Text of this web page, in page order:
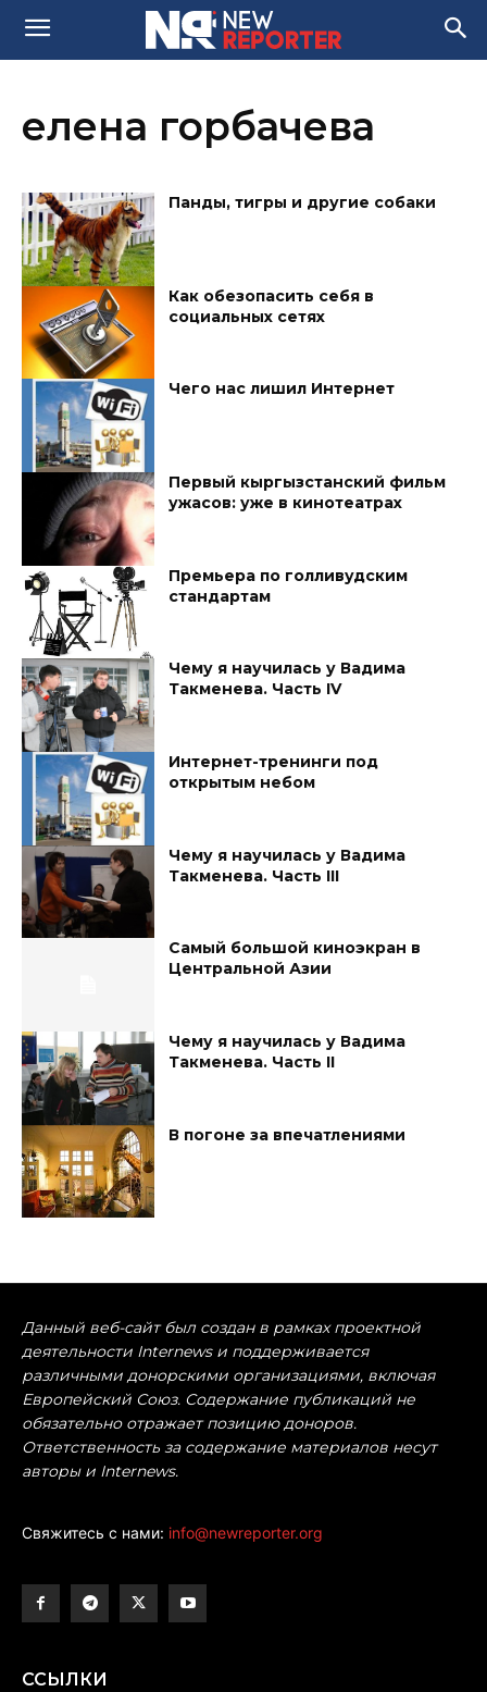
елена горбачева
Панды, тигры и другие собаки
Как обезопасить себя в
социальных сетях
Чего нас лишил Интернет
Первый кыргызстанский фильм
ужасов: уже в кинотеатрах
Премьера по голливудским
стандартам
Чему я научилась у Вадима
Такменева. Часть IV
Интернет-тренинги под
открытым небом
Чему я научилась у Вадима
Такменева. Часть III
Самый большой киноэкран в
Центральной Азии
Чему я научилась у Вадима
Такменева. Часть II
В погоне за впечатлениями
Данный веб-сайт был создан в рамках проектной
деятельности Internews и поддерживается
различными донорскими организациями, включая
Европейский Союз. Содержание публикаций не
обязательно отражает позицию доноров.
Ответственность за содержание материалов несут
авторы и Internews.
Свяжитесь с нами: info@newreporter.org
ССЫЛКИ